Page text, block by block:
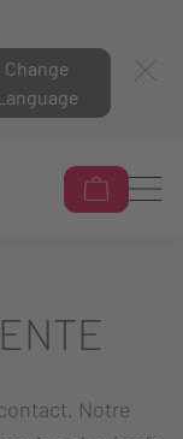
Change
Notre